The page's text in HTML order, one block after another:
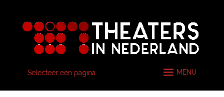
Selecteer een pagina